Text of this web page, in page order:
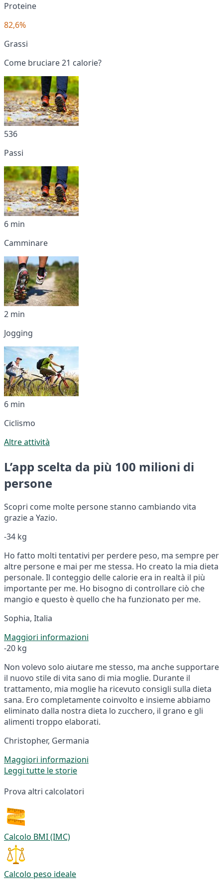
Proteine
82,6%
Grassi
Come bruciare 21 calorie?
536
Passi
6 min
Camminare
2 min
Jogging
6 min
Ciclismo
Altre attività
L’app scelta da più 100 milioni di
persone
Scopri come molte persone stanno cambiando vita
grazie a Yazio.
-34 kg
Ho fatto molti tentativi per perdere peso, ma sempre per
altre persone e mai per me stessa. Ho creato la mia dieta
personale. Il conteggio delle calorie era in realtà il più
importante per me. Ho bisogno di controllare ciò che
mangio e questo è quello che ha funzionato per me.
Sophia, Italia
Maggiori informazioni
-20 kg
Non volevo solo aiutare me stesso, ma anche supportare
il nuovo stile di vita sano di mia moglie. Durante il
trattamento, mia moglie ha ricevuto consigli sulla dieta
sana. Ero completamente coinvolto e insieme abbiamo
eliminato dalla nostra dieta lo zucchero, il grano e gli
alimenti troppo elaborati.
Christopher, Germania
Maggiori informazioni
Leggi tutte le storie
Prova altri calcolatori
Calcolo BMI (IMC)
Calcolo peso ideale